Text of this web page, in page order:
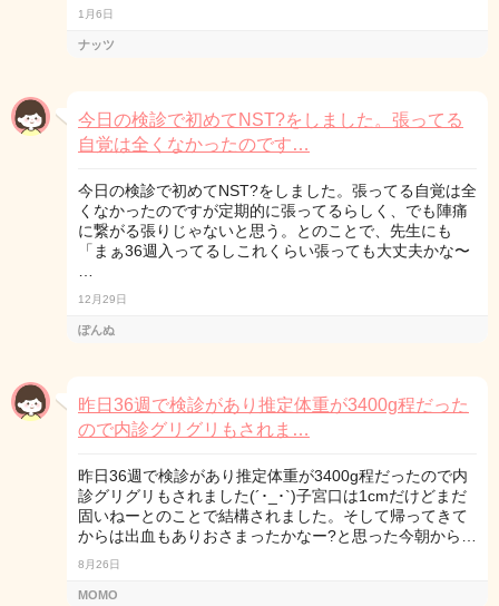
1月6日
ナッツ
今日の検診で初めてNST?をしました。張ってる
自覚は全くなかったのです…
今日の検診で初めてNST?をしました。張ってる自覚は全
くなかったのですが定期的に張ってるらしく、でも陣痛
に繋がる張りじゃないと思う。とのことで、先生にも
「まぁ36週入ってるしこれくらい張っても大丈夫かな〜
12月29日
ぽんぬ
昨日36週で検診があり推定体重が3400g程だった
ので内診グリグリもされま…
昨日36週で検診があり推定体重が3400g程だったので内
診グリグリもされました(´･_･`)子宮口は1cmだけどまだ
固いねーとのことで結構されました。そして帰ってきて
からは出血もありおさまったかなー?と思った今朝から…
8月26日
MOMO